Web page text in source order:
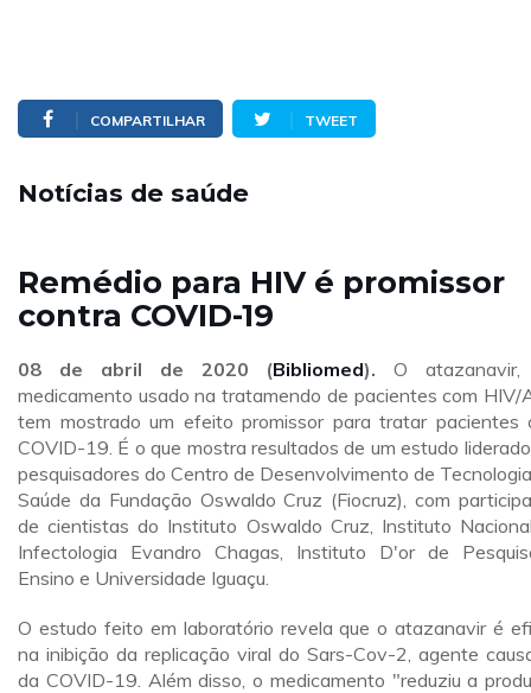
COMPARTILHAR TWEET
Notícias de saúde
Remédio para HIV é promissor
contra COVID-19
08 de abril de 2020 (Bibliomed).O atazanavir,
medicamento usado na tratamendo de pacientes com HIV/
tem mostrado um efeito promissor para tratar pacientes
COVID-19. É o que mostra resultados de um estudo
pesquisadores do Centro de Desenvolvimento de
Saúde da Fundação Oswaldo Cruz (Fiocruz), com
de cientistas do Instituto Oswaldo Cruz, Instituto
Infectologia Evandro Chagas, Instituto D'or de
Ensino e Universidade Iguaçu.
O estudo feito em laboratório revela que o atazanavir é
na inibição da replicação viral do Sars-Cov-2, agente
da COVID-19. Além disso, o medicamento "reduziu a